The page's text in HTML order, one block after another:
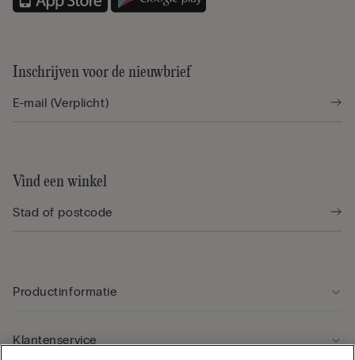
Inschrijven voor de nieuwbrief
Vind een winkel
Productinformatie
Klantenservice